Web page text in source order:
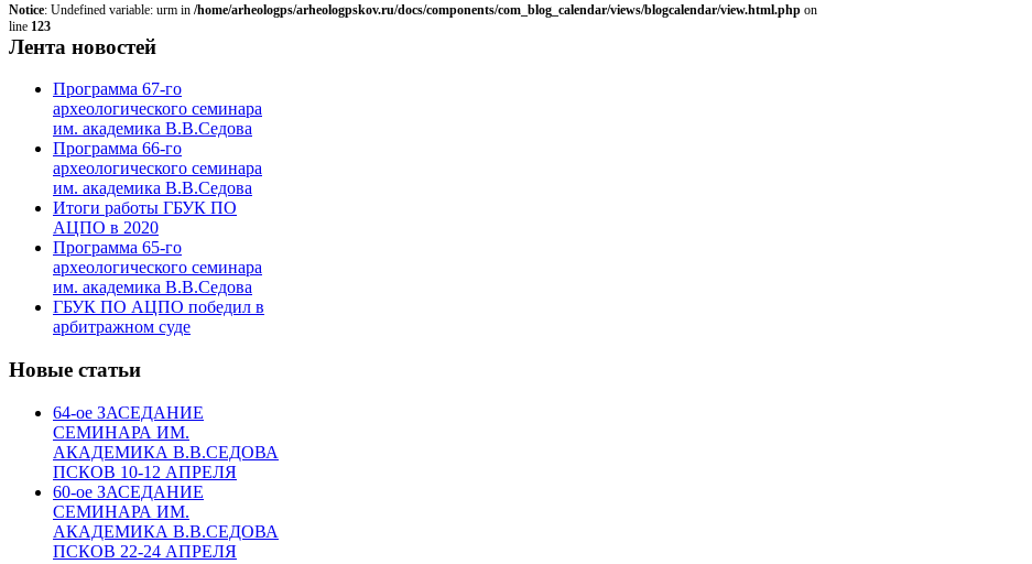
Notice: Undefined variable: urm in /home/arheologps/arheologpskov.ru/docs/components/com_blog_calendar/views/blogcalendar/view.html.php on
line 123
Лента новостей
Программа 67-го
археологического семинара
им. академика В.В.Седова
Программа 66-го
археологического семинара
им. академика В.В.Седова
Итоги работы ГБУК ПО
АЦПО в 2020
Программа 65-го
археологического семинара
им. академика В.В.Седова
ГБУК ПО АЦПО победил в
арбитражном суде
Новые статьи
64-ое ЗАСЕДАНИЕ
СЕМИНАРА ИМ.
АКАДЕМИКА В.В.СЕДОВА
ПСКОВ 10-12 АПРЕЛЯ
60-ое ЗАСЕДАНИЕ
СЕМИНАРА ИМ.
АКАДЕМИКА В.В.СЕДОВА
ПСКОВ 22-24 АПРЕЛЯ